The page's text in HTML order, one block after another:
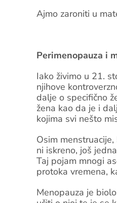
Ajmo zaroniti u
Perimenopauza i
Iako živimo u 21.
njihove
dalje o specifično
žena kao da je i
kojima svi nešto
Osim
ni iskreno, još
Taj pojam mnogi
protoka vremena,
Menopauza je